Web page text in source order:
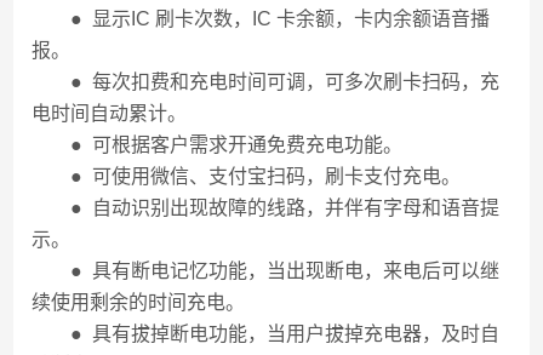
● 显示IC 刷卡次数，IC 卡余额，卡内余额语音播
报。
● 每次扣费和充电时间可调，可多次刷卡扫码，充
电时间自动累计。
● 可根据客户需求开通免费充电功能。
● 可使用微信、支付宝扫码，刷卡支付充电。
● 自动识别出现故障的线路，并伴有字母和语音提
示。
● 具有断电记忆功能，当出现断电，来电后可以继
续使用剩余的时间充电。
● 具有拔掉断电功能，当用户拔掉充电器，及时自